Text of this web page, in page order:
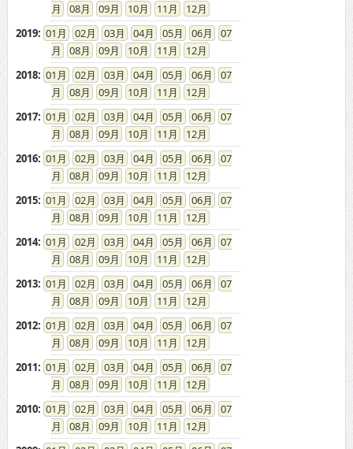
08
09 10 11
12
2019: 01 02 03 04 05 06
07
08
09 10 11
12
2018: 01 02 03 04 05 06
07
08
09 10 11
12
2017: 01 02 03 04 05 06
07
08
09 10 11
12
2016: 01 02 03 04 05 06
07
08
09 10 11
12
2015: 01 02 03 04 05 06
07
08
09 10 11
12
2014: 01 02 03 04 05 06
07
08
09 10 11
12
2013: 01 02 03 04 05 06
07
08
09 10 11
12
2012: 01 02 03 04 05 06
07
08
09 10 11
12
2011: 01 02 03 04 05 06
07
08
09 10 11
12
2010: 01 02 03 04 05 06
07
08
09 10 11
12